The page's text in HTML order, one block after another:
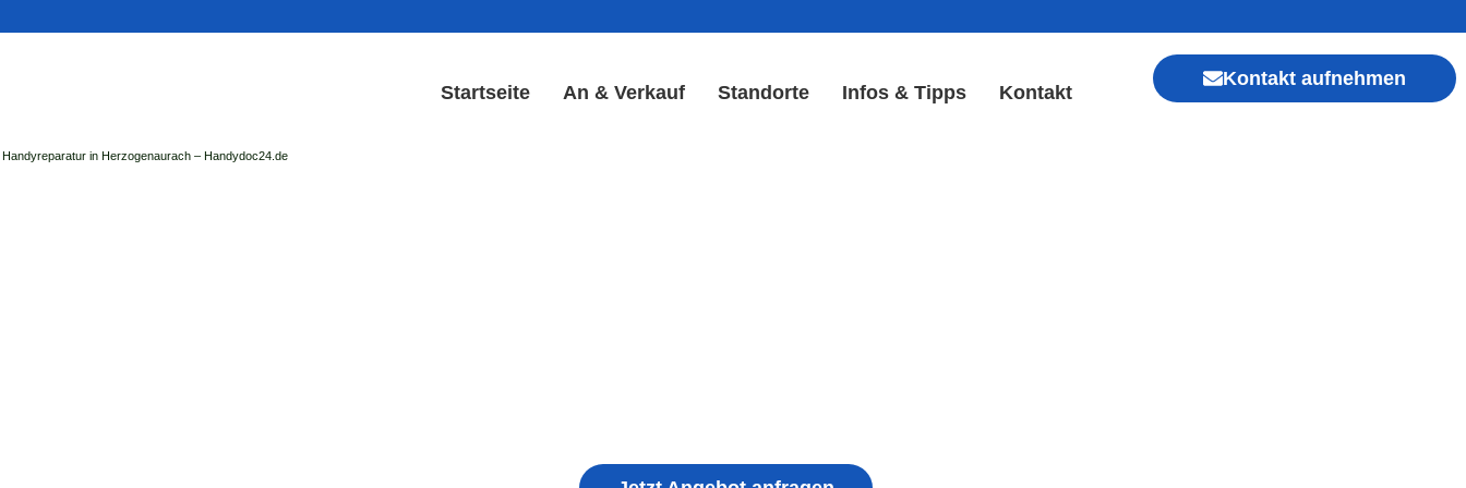
Startseite An & Verkauf Standorte Infos & Tipps Kontakt
Kontakt aufnehmen
Handyreparatur in Herzogenaurach – Handydoc24.de